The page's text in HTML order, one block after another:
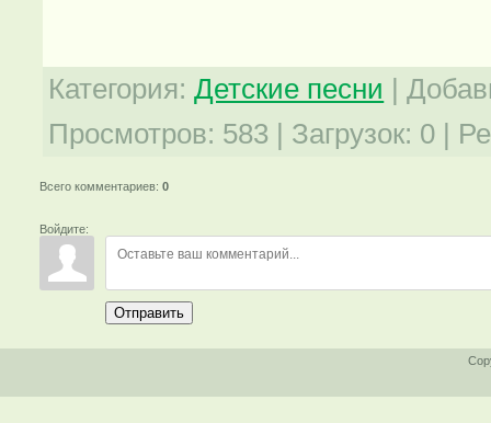
Категория: Детские песни |
Просмотров: 583 | Загрузок: 0 |
Всего комментариев:0
Войдите:
Отправить